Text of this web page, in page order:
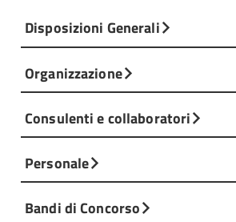
Disposizioni Generali
Organizzazione
Consulenti e collaboratori
Personale
Bandi di Concorso